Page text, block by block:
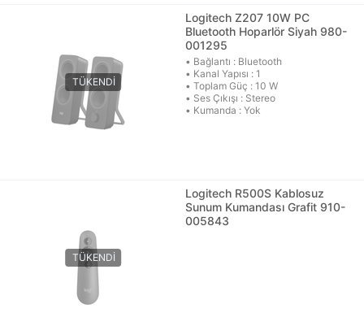
Logitech Z207 10W PC
Bluetooth Hoparlör Siyah 980-
001295
• Bağlantı : Bluetooth
• Kanal Yapısı : 1
• Toplam Güç : 10 W
• Ses Çıkışı : Stereo
• Kumanda : Yok
Logitech R500S Kablosuz
Sunum Kumandası Grafit 910-
005843